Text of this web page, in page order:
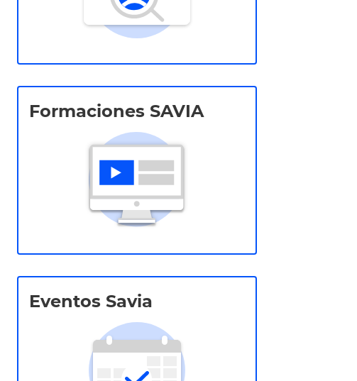
Formaciones SAVIA
Eventos Savia